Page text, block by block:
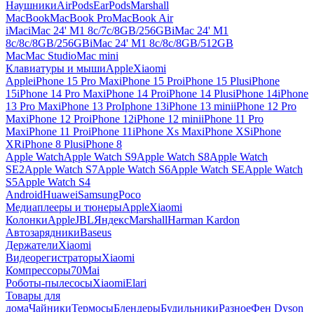
НаушникиAirPodsEarPodsMarshall
MacBookMacBook ProMacBook Air
iMaciMac 24' M1 8c/7c/8GB/256GBiMac 24' M1
8c/8c/8GB/256GBiMac 24' M1 8c/8c/8GB/512GB
MacMac StudioMac mini
Клавиатуры и мышиAppleXiaomi
AppleiPhone 15 Pro MaxiPhone 15 ProiPhone 15 PlusiPhone
15iPhone 14 Pro MaxiPhone 14 ProiPhone 14 PlusiPhone 14iPhone
13 Pro MaxiPhone 13 ProIphone 13iPhone 13 miniiPhone 12 Pro
MaxiPhone 12 ProiPhone 12iPhone 12 miniiPhone 11 Pro
MaxiPhone 11 ProiPhone 11iPhone Xs MaxiPhone XSiPhone
XRiPhone 8 PlusiPhone 8
Apple WatchApple Watch S9Apple Watch S8Apple Watch
SE2Apple Watch S7Apple Watch S6Apple Watch SEApple Watch
S5Apple Watch S4
AndroidHuaweiSamsungPoco
Медиаплееры и тюнерыAppleXiaomi
КолонкиAppleJBLЯндексMarshallHarman Kardon
АвтозарядникиBaseus
ДержателиXiaomi
ВидеорегистраторыXiaomi
Компрессоры70Mai
Роботы-пылесосыXiaomiElari
Товары для
домаЧайникиТермосыБлендерыБудильникиРазноеФен Dyson